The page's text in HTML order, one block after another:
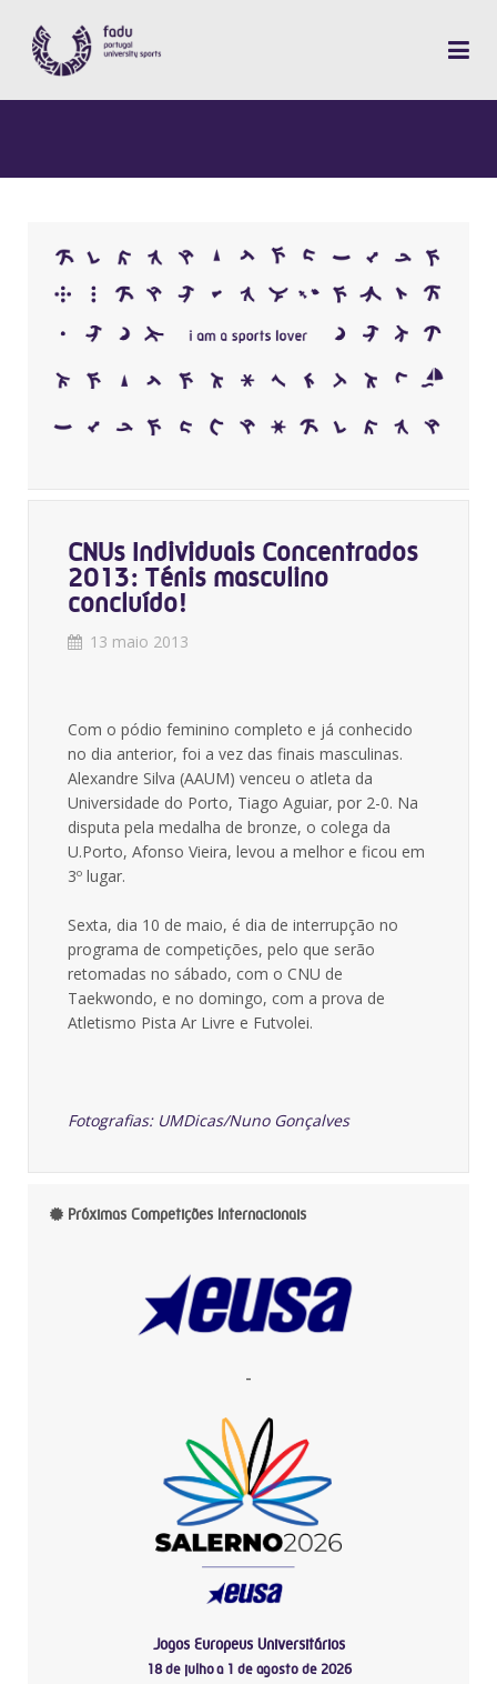
CNUs Individuais Concentrados
2013: Ténis masculino
concluído!
13 maio 2013
Com o pódio feminino completo e já conhecido
no dia anterior, foi a vez das finais masculinas.
Alexandre Silva (AAUM) venceu o atleta da
Universidade do Porto, Tiago Aguiar, por 2-0. Na
disputa pela medalha de bronze, o colega da
U.Porto, Afonso Vieira, levou a melhor e ficou em
3º lugar.
Sexta, dia 10 de maio, é dia de interrupção no
programa de competições, pelo que serão
retomadas no sábado, com o CNU de
Taekwondo, e no domingo, com a prova de
Atletismo Pista Ar Livre e Futvolei.
Fotografias: UMDicas/Nuno Gonçalves
Próximas Competições Internacionais
-
Jogos Europeus Universitários
18 de julho a 1 de agosto de 2026